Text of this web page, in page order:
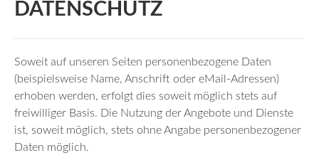
DATENSCHUTZ
Soweit auf unseren Seiten personenbezogene Daten
(beispielsweise Name, Anschrift oder eMail-Adressen)
erhoben werden, erfolgt dies soweit möglich stets auf
freiwilliger Basis. Die Nutzung der Angebote und Dienste
ist, soweit möglich, stets ohne Angabe personenbezogener
Daten möglich.